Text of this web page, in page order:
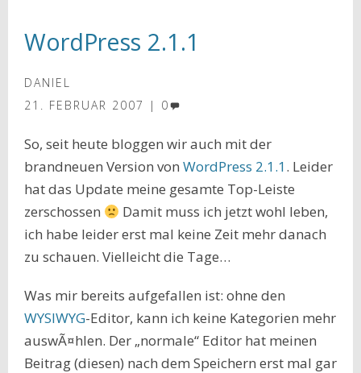
WordPress 2.1.1
DANIEL
21. FEBRUAR 2007
0
So, seit heute bloggen wir auch mit der
brandneuen Version von WordPress 2.1.1. Leider
hat das Update meine gesamte Top-Leiste
zerschossen
Damit muss ich jetzt wohl leben,
ich habe leider erst mal keine Zeit mehr danach
zu schauen. Vielleicht die Tage…
Was mir bereits aufgefallen ist: ohne den
WYSIWYG-Editor, kann ich keine Kategorien mehr
auswÃ¤hlen. Der „normale“ Editor hat meinen
Beitrag (diesen) nach dem Speichern erst mal gar